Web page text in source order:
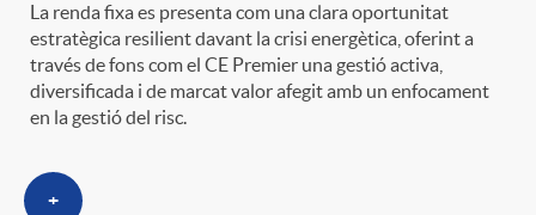
La renda fixa es presenta com una clara oportunitat
estratègica resilient davant la crisi energètica, oferint a
través de fons com el CE Premier una gestió activa,
diversificada i de marcat valor afegit amb un enfocament
en la gestió del risc.
+